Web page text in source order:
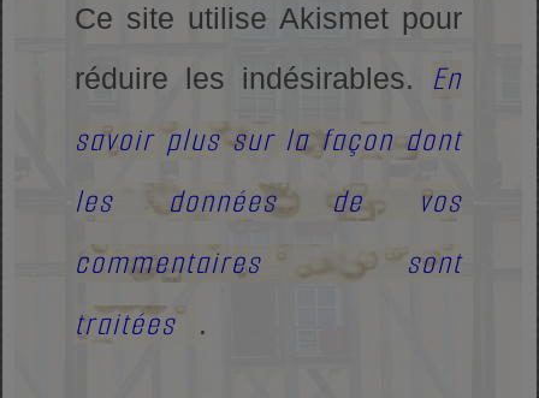
Ce site utilise Akismet pour
réduire les indésirables. En
savoir plus sur la façon dont
les données de vos
commentaires sont
traitées
.